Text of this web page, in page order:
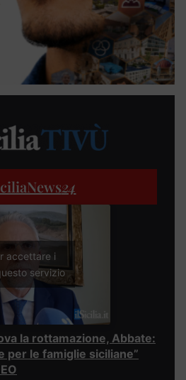
24
accettare i
servizio
la rottamazione, Abbate:
per le famiglie siciliane”